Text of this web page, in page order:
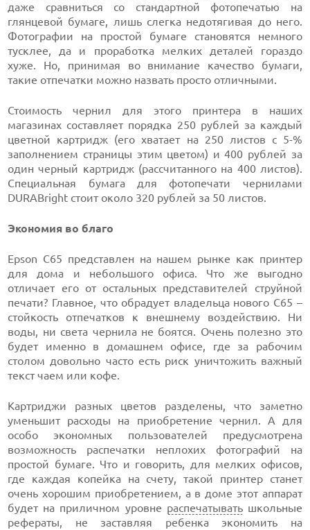
даже сравниться со стандартной фотопечатью на
глянцевой бумаге, лишь слегка недотягивая до него.
Фотографии на простой бумаге становятся немного
тусклее, да и проработка мелких деталей гораздо
хуже. Но, принимая во внимание качество бумаги,
такие отпечатки можно назвать просто отличными.
Стоимость чернил для этого принтера в наших
магазинах составляет порядка 250 рублей за каждый
цветной картридж (его хватает на 250 листов с 5-%
заполнением страницы этим цветом) и 400 рублей за
один черный картридж (рассчитанного на 400 листов).
Специальная бумага для фотопечати чернилами
DURABright стоит около 320 рублей за 50 листов.
Экономия во благо
Epson C65 представлен на нашем рынке как принтер
для дома и небольшого офиса. Что же выгодно
отличает его от остальных представителей струйной
печати? Главное, что обрадует владельца нового С65 –
стойкость отпечатков к внешнему воздействию. Ни
воды, ни света чернила не боятся. Очень полезно это
будет именно в домашнем офисе, где за рабочим
столом довольно часто есть риск уничтожить важный
текст чаем или кофе.
Картриджи разных цветов разделены, что заметно
уменьшит расходы на приобретение чернил. А для
особо экономных пользователей предусмотрена
возможность распечатки неплохих фотографий на
простой бумаге. Что и говорить, для мелких офисов,
где каждая копейка на счету, такой принтер станет
очень хорошим приобретением, а в доме этот аппарат
будет на приличном уровне распечатыватьшкольные
рефераты, не заставляя ребенка экономить на